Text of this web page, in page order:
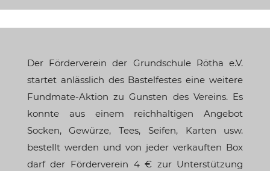
Der Förderverein der Grundschule Rötha e.V.
startet anlässlich des Bastelfestes eine weitere
Fundmate-Aktion zu Gunsten des Vereins. Es
konnte aus einem reichhaltigen Angebot
Socken, Gewürze, Tees, Seifen, Karten usw.
bestellt werden und von jeder verkauften Box
darf der Förderverein 4 € zur Unterstützung